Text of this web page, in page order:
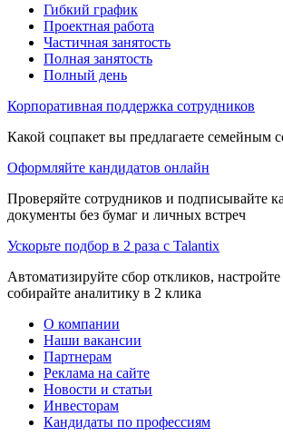
Гибкий график
Проектная работа
Частичная занятость
Полная занятость
Полный день
Корпоративная поддержка сотрудников
Какой соцпакет вы предлагаете семейным
Оформляйте кандидатов онлайн
Проверяйте сотрудников и подписывайте
документы без бумаг и личных встреч
Ускорьте подбор в 2 раза с Talantix
Автоматизируйте сбор откликов,
собирайте аналитику в 2 клика
О компании
Наши вакансии
Партнерам
Реклама на сайте
Новости и статьи
Инвесторам
Кандидаты по профессиям